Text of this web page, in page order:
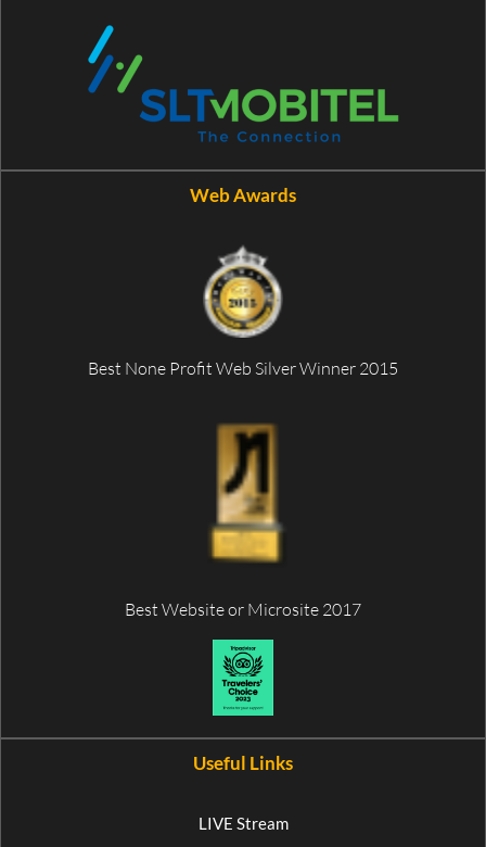
Web Awards
Best None Profit Web Silver Winner 2015
Best Website or Microsite 2017
Useful Links
LIVE Stream